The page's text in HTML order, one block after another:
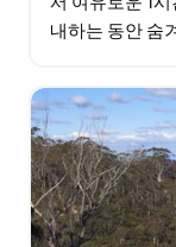
내하는 동안 숨
마크를…